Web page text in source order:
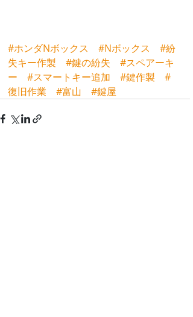
#ホンダNボックス #Nボックス
#紛
失キー作製
#鍵の紛失
#スペアーキ
ー
#スマートキー追加 #鍵作製
#
復旧作業
#富山 #鍵屋